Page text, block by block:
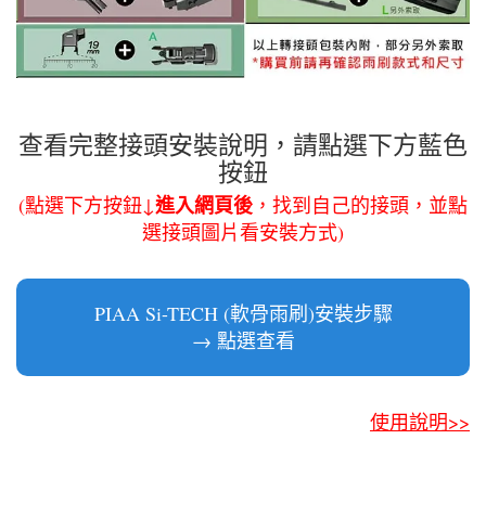
查看完整接頭安裝說明，請點選下方藍色
按鈕
(點選下方按鈕↓進入網頁後 ，找到自己的接頭，並點
選接頭圖片看安裝方式)
PIAA Si-TECH (軟骨雨刷)安裝步驟
→ 點選查看
使用說明>>